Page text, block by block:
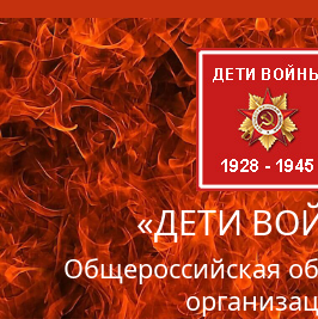
«ДЕТИ
Общероссийская